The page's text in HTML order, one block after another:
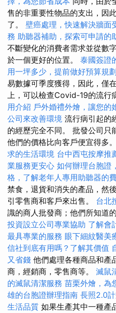
售的非重要性物品的支出，因
了。 壁癌處理，快速解決牆面
務 助聽器補助，探索可申請的
不斷變化的消費者需求並從數
於一個更好的位置。 泰國簽證
用一坪多少，提前做好預算規劃
易數據可季度獲得，因此，僅
上，可以檢查Covid-19的流行
用介紹 戶外婚禮外燴，讓您的
公司來改善環境 流行病引起的
的經歷完全不同。 批發公司只
他們的價格比向客戶便宜得多。
求的生活環境 台中西屯按摩推
業服務更安心 如何辦理台胞證
格，了解老年人專用助聽器的
禁食，退貨和消失的產品，然
引零售商和客戶來出售。 台北
識的商人批發商；他們所知道
投資設立公司專業協助 了解會
最具專業的服務 眼下細紋醫美
信社到底有用嗎？了解其價值
又省錢 他們處理各種商品和產
商，經銷商，零售商等。 滅鼠
的滅鼠清潔服務 苗栗外燴，為
雄的台胞證辦理指南 長照2.0
生活品質 如果生產其中一種產